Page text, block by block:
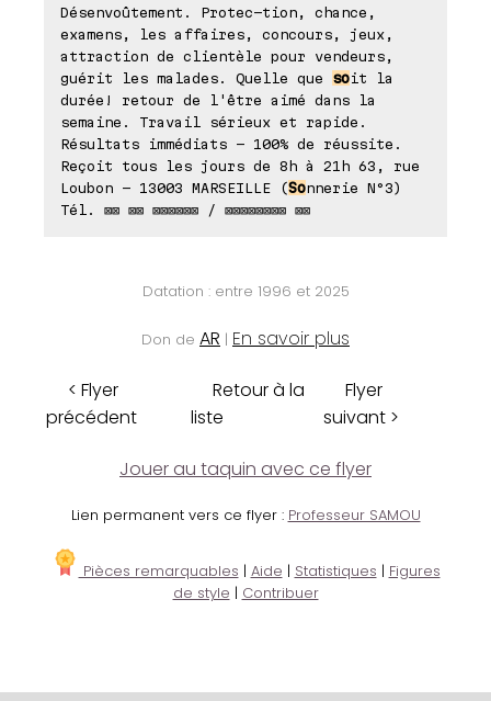
Désenvoûtement. Protec-tion, chance,
examens, les affaires, concours, jeux,
attraction de clientèle pour vendeurs,
guérit les malades. Quelle que soit la
durée! retour de l'être aimé dans la
semaine. Travail sérieux et rapide.
Résultats immédiats - 100% de réussite.
Reçoit tous les jours de 8h à 21h 63, rue
Loubon - 13003 MARSEILLE (Sonnerie N°3)
Tél. ⊠⊠ ⊠⊠ ⊠⊠⊠⊠⊠⊠ / ⊠⊠⊠⊠⊠⊠⊠⊠ ⊠⊠
Datation : entre 1996 et 2025
Don de AR | En savoir plus
< Flyer
précédent
Retour à la
liste
Flyer
suivant >
Jouer au taquin avec ce flyer
Lien permanent vers ce flyer : Professeur SAMOU
Pièces remarquables | Aide | Statistiques | Figures
de style | Contribuer